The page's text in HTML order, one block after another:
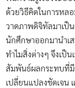
ด้วยวิธีคิดในการหลอ
วาดภาพดิจิทัลมาเป็น
นักศึกษาออกมานำเ
ทำไมสิ่งต่างๆ จึงเป็
สัมพันธ์ผลกระทบที่มี
เปลี่ยนแปลงชัดเจน